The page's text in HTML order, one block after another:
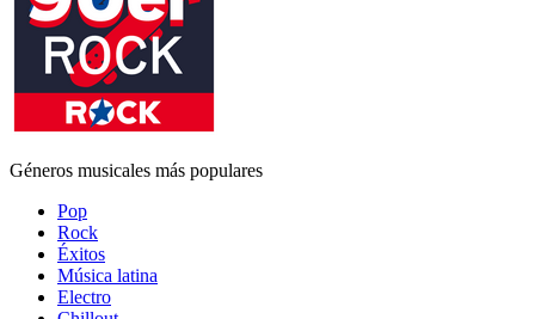
Géneros musicales más populares
Pop
Rock
Éxitos
Música latina
Electro